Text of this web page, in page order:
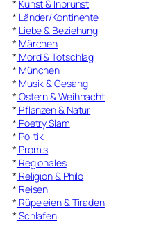
* Kunst & Inbrunst
* Länder/Kontinente
* Liebe & Beziehung
* Märchen
* Mord & Totschlag
* München
* Musik & Gesang
* Ostern & Weihnacht
* Pflanzen & Natur
* Poetry Slam
* Politik
* Promis
* Regionales
* Religion & Philo
* Reisen
* Rüpeleien & Tiraden
* Schlafen